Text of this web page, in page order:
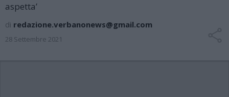
aspetta’
di redazione.verbanonews@gmail.com
28 Settembre 2021